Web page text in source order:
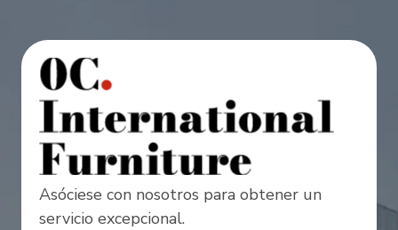
Asóciese con nosotros para obtener un
servicio excepcional.